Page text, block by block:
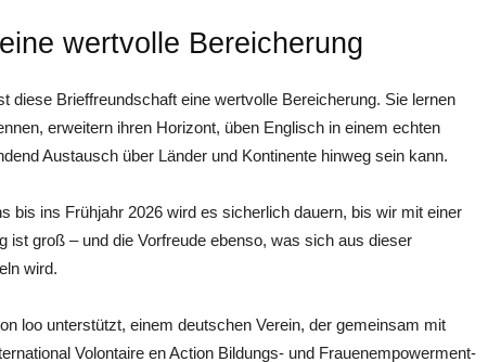
wertvolle Bereicherung
diese Brieffreundschaft eine wertvolle Bereicherung. Sie lernen
erweitern ihren Horizont, üben Englisch in einem echten
Austausch über Länder und Kontinente hinweg sein kann.
bis ins Frühjahr 2026 wird es sicherlich dauern, bis wir mit einer
ist groß – und die Vorfreude ebenso, was sich aus dieser
wird.
loo unterstützt, einem deutschen Verein, der gemeinsam mit
Volontaire en Action Bildungs- und Frauenempowerment-